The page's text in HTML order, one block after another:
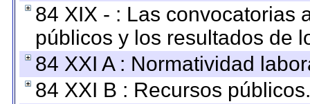
84 XIX - : Las convocatorias
públicos y los resultados de
84 XXI A : Normatividad
84 XXI B : Recursos públicos.